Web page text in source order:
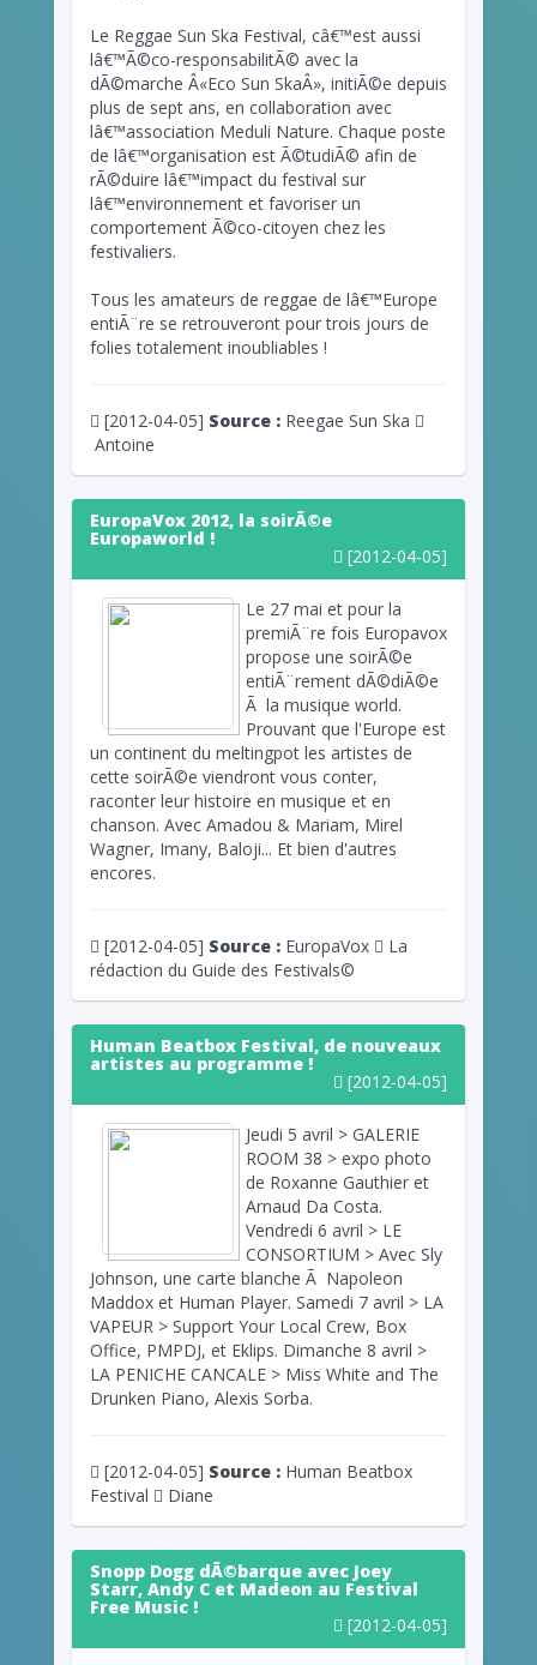
Le Reggae Sun Ska Festival, câ€™est aussi
lâ€™Ã©co-responsabilitÃ© avec la
dÃ©marche Â«Eco Sun SkaÂ», initiÃ©e depuis
plus de sept ans, en collaboration avec
lâ€™association Meduli Nature. Chaque poste
de lâ€™organisation est Ã©tudiÃ© afin de
rÃ©duire lâ€™impact du festival sur
lâ€™environnement et favoriser un
comportement Ã©co-citoyen chez les
festivaliers.
Tous les amateurs de reggae de lâ€™Europe
entiÃ¨re se retrouveront pour trois jours de
folies totalement inoubliables !
[2012-04-05] Source : Reegae Sun Ska
Antoine
EuropaVox 2012, la soirÃ©e
Europaworld !
[2012-04-05]
Le 27 mai et pour la
premiÃ¨re fois Europavox
propose une soirÃ©e
entiÃ¨rement dÃ©diÃ©e
Ã la musique world.
Prouvant que l'Europe est
un continent du meltingpot les artistes de
cette soirÃ©e viendront vous conter,
raconter leur histoire en musique et en
chanson. Avec Amadou & Mariam, Mirel
Wagner, Imany, Baloji... Et bien d'autres
encores.
[2012-04-05] Source : EuropaVox
La
rédaction du Guide des Festivals©
Human Beatbox Festival, de nouveaux
artistes au programme !
[2012-04-05]
Jeudi 5 avril > GALERIE
ROOM 38 > expo photo
de Roxanne Gauthier et
Arnaud Da Costa.
Vendredi 6 avril > LE
CONSORTIUM > Avec Sly
Johnson, une carte blanche Ã Napoleon
Maddox et Human Player. Samedi 7 avril > LA
VAPEUR > Support Your Local Crew, Box
Office, PMPDJ, et Eklips. Dimanche 8 avril >
LA PENICHE CANCALE > Miss White and The
Drunken Piano, Alexis Sorba.
[2012-04-05] Source : Human Beatbox
Festival
Diane
Snopp Dogg dÃ©barque avec Joey
Starr, Andy C et Madeon au Festival
Free Music !
[2012-04-05]